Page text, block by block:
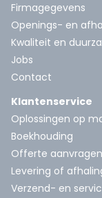
Firmagegevens
Openings- en
Kwaliteit en
Jobs
Contact
Klantenservice
Oplossingen op
Boekhouding
Offerte aanvragen
Levering of
Verzend- en